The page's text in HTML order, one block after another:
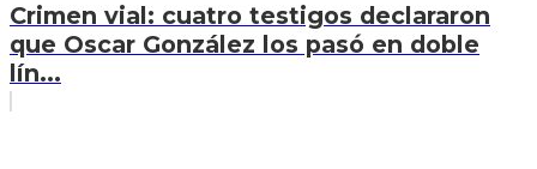
Crimen vial: cuatro testigos declararon
que Oscar González los pasó en doble
lín...